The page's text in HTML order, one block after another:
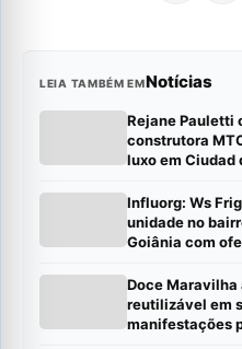
LEIA TAMBÉM EMNotícias
Rejane Pauletti
construtora
luxo em Ciudad
Influorg: Ws
unidade no
Goiânia com
Doce
reutilizável em
manifestações